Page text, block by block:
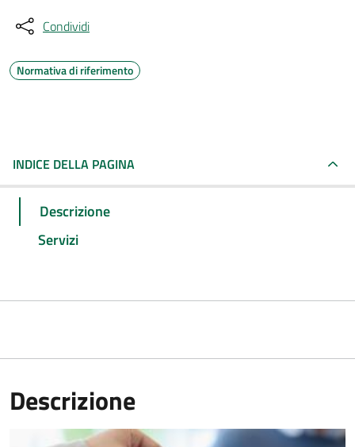
Condividi
Normativa di riferimento
INDICE DELLA PAGINA
Descrizione
Servizi
Descrizione